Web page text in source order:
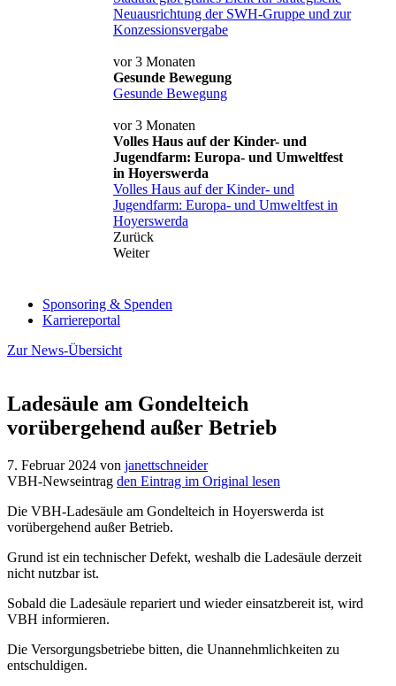
Neuausrichtung der SWH-Gruppe und zur
Konzessionsvergabe
vor 3 Monaten
Gesunde Bewegung
Gesunde Bewegung
vor 3 Monaten
Volles Haus auf der Kinder- und
Jugendfarm: Europa- und Umweltfest
in Hoyerswerda
Volles Haus auf der Kinder- und
Jugendfarm: Europa- und Umweltfest in
Hoyerswerda
Zurück
Weiter
Sponsoring & Spenden
Karriereportal
Zur News-Übersicht
Ladesäule am Gondelteich
vorübergehend außer Betrieb
7. Februar 2024 von janettschneider
VBH-Newseintrag den Eintrag im Original lesen
Die VBH-Ladesäule am Gondelteich in Hoyerswerda ist
vorübergehend außer Betrieb.
Grund ist ein technischer Defekt, weshalb die Ladesäule derzeit
nicht nutzbar ist.
Sobald die Ladesäule repariert und wieder einsatzbereit ist, wird
VBH informieren.
Die Versorgungsbetriebe bitten, die Unannehmlichkeiten zu
entschuldigen.